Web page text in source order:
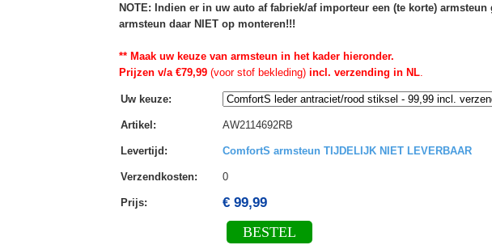
NOTE: Indien er in uw auto af fabriek/af importeur een (te korte)
armsteun daar NIET op monteren!!!
** Maak uw keuze van armsteun in het kader hieronder.
Prijzen v/a €79,99(voor stof bekleding)incl. verzending in NL.
Uw keuze:
Artikel : AW2114692RB
Levertijd : ComfortS armsteun TIJDELIJK NIET LEVERBAAR
Verzendkosten: 0
Prijs: € 99,99
BESTEL